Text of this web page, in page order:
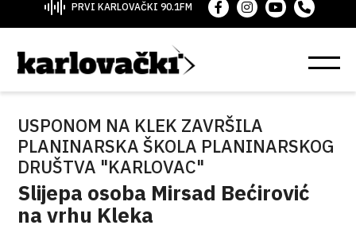
PRVI KARLOVAČKI 90.1FM
USPONOM NA KLEK ZAVRŠILA
PLANINARSKA ŠKOLA PLANINARSKOG
DRUŠTVA "KARLOVAC"
Slijepa osoba Mirsad Bećirović
na vrhu Kleka